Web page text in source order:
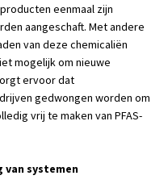
eenmaal zijn
aangeschaft. Met andere
van deze chemicaliën
mogelijk om nieuwe
ervoor dat
gedwongen worden om
vrij te maken van PFAS-
van systemen